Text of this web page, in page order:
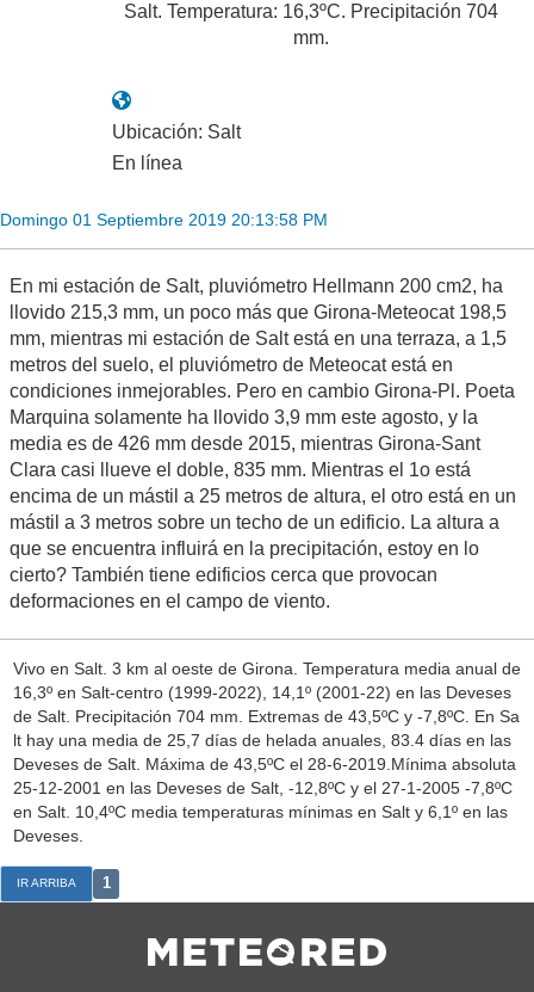
Salt. Temperatura: 16,3ºC. Precipitación 704
mm.
Ubicación: Salt
En línea
Domingo 01 Septiembre 2019 20:13:58 PM
En mi estación de Salt, pluviómetro Hellmann 200 cm2, ha
llovido 215,3 mm, un poco más que Girona-Meteocat 198,5
mm, mientras mi estación de Salt está en una terraza, a 1,5
metros del suelo, el pluviómetro de Meteocat está en
condiciones inmejorables. Pero en cambio Girona-Pl. Poeta
Marquina solamente ha llovido 3,9 mm este agosto, y la
media es de 426 mm desde 2015, mientras Girona-Sant
Clara casi llueve el doble, 835 mm. Mientras el 1o está
encima de un mástil a 25 metros de altura, el otro está en un
mástil a 3 metros sobre un techo de un edificio. La altura a
que se encuentra influirá en la precipitación, estoy en lo
cierto? También tiene edificios cerca que provocan
deformaciones en el campo de viento.
Vivo en Salt. 3 km al oeste de Girona. Temperatura media anual de
16,3º en Salt-centro (1999-2022), 14,1º (2001-22) en las Deveses
de Salt. Precipitación 704 mm. Extremas de 43,5ºC y -7,8ºC. En Sa
lt hay una media de 25,7 días de helada anuales, 83.4 días en las
Deveses de Salt. Máxima de 43,5ºC el 28-6-2019.Mínima absoluta
25-12-2001 en las Deveses de Salt, -12,8ºC y el 27-1-2005 -7,8ºC
en Salt. 10,4ºC media temperaturas mínimas en Salt y 6,1º en las
Deveses.
IR ARRIBA 1